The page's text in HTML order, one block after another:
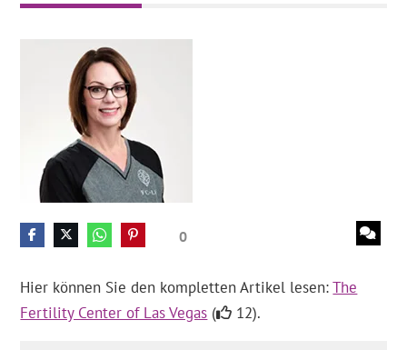
0
Hier können Sie den kompletten Artikel lesen:The
Fertility Center of Las Vegas ( 12).